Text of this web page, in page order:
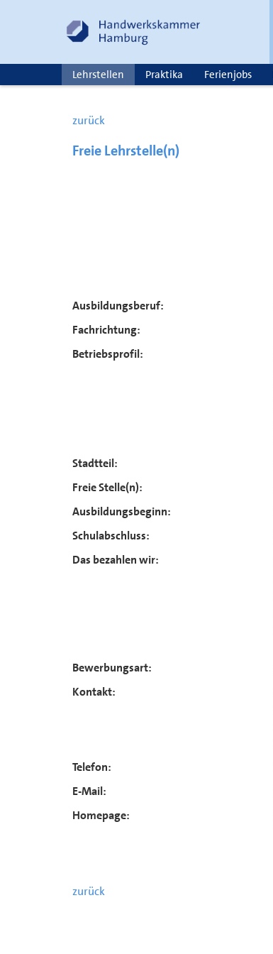
Lehrstellen Praktika Ferienjobs
zurück
Freie Lehrstelle(n)
Ausbildungsberuf:
Fachrichtung:
Betriebsprofil:
Stadtteil:
Freie Stelle(n):
Ausbildungsbeginn:
Schulabschluss:
Das bezahlen wir:
Bewerbungsart:
Kontakt:
Telefon:
E-Mail:
Homepage:
zurück